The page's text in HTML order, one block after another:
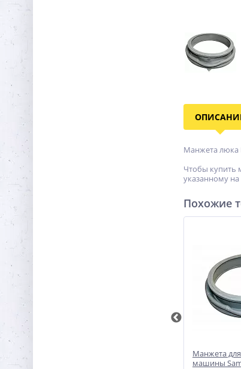
Манжета люка
Чтобы купить
указанному на
Похожие
Манжета
машины